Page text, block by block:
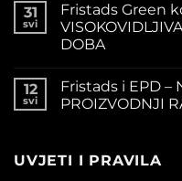
31
svi
Fristads Green
DOBA
12
svi
Fristads i EPD –
PROIZVODNJI
UVJETI I PRAVILA